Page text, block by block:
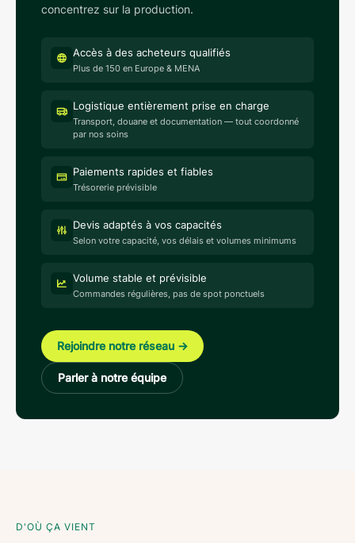
concentrez sur la production.
Accès à des acheteurs qualifiés
Plus de 150 en Europe & MENA
Logistique entièrement prise en charge
Transport, douane et documentation — tout coordonné
par nos soins
Paiements rapides et fiables
Trésorerie prévisible
Devis adaptés à vos capacités
Selon votre capacité, vos délais et volumes minimums
Volume stable et prévisible
Commandes régulières, pas de spot ponctuels
Rejoindre notre réseau →
Parler à notre équipe
D'OÙ ÇA VIENT